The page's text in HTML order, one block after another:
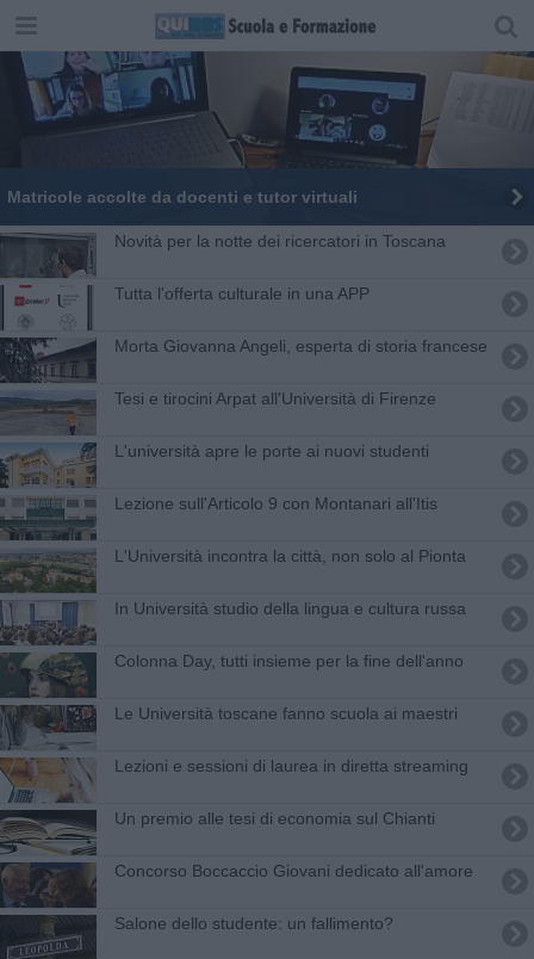
Matricole accolte da docenti e tutor virtuali
​Novità per la notte dei ricercatori in Toscana
Tutta l'offerta culturale in una APP
Morta Giovanna Angeli, esperta di storia francese
Tesi e tirocini Arpat all'Università di Firenze
L'università apre le porte ai nuovi studenti
Lezione sull'Articolo 9 con Montanari all'Itis
L'Università incontra la città, non solo al Pionta
In Università studio della lingua e cultura russa
Colonna Day, tutti insieme per la fine dell'anno
Le Università toscane fanno scuola ai maestri
Lezioni e sessioni di laurea in diretta streaming
Un premio alle tesi di economia sul Chianti
Concorso ​Boccaccio Giovani dedicato all'amore
Salone dello studente: un fallimento?